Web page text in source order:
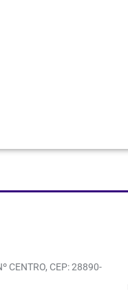
CENTRO, CEP: 28890-